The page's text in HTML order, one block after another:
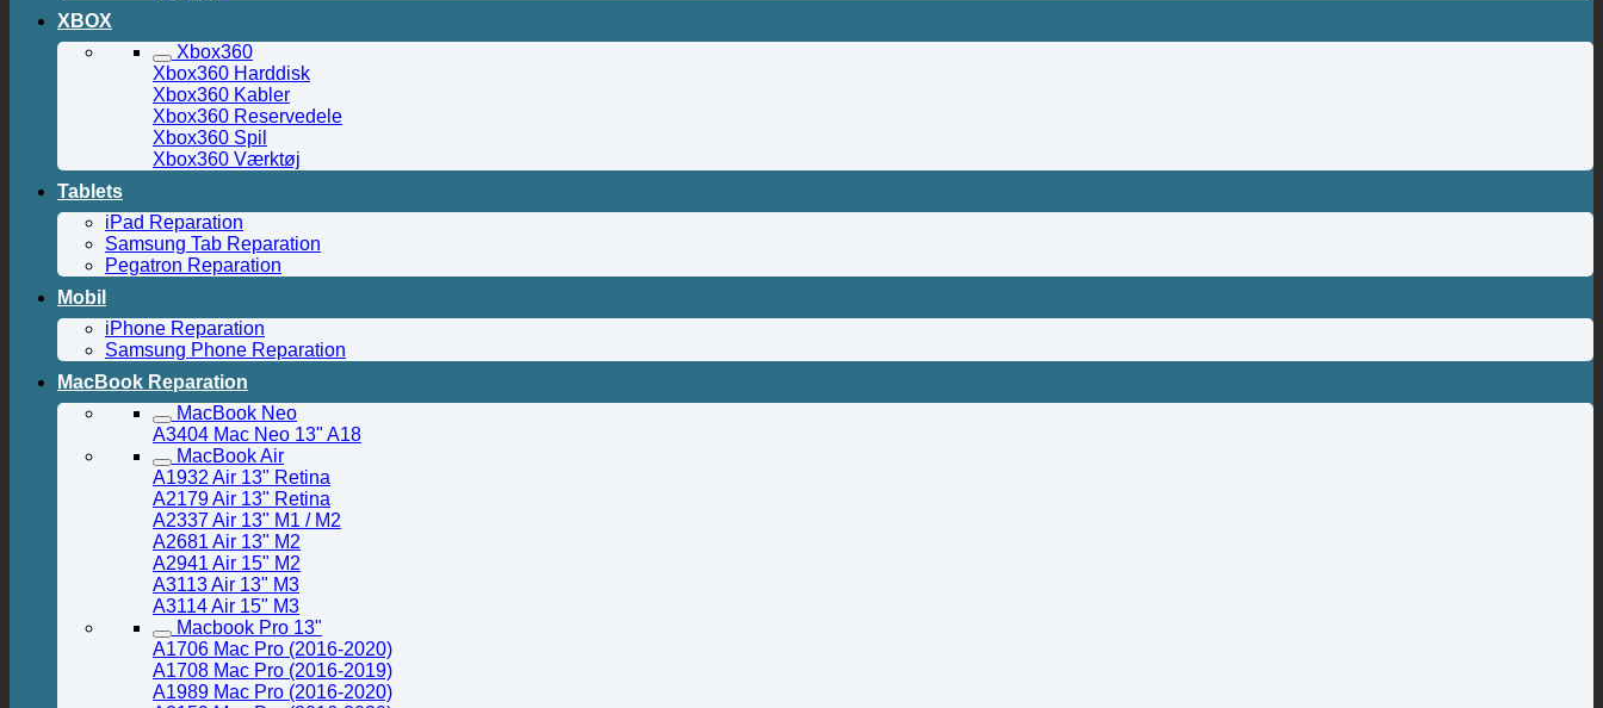
XBOX
Xbox360
Xbox360 Harddisk
Xbox360 Kabler
Xbox360 Reservedele
Xbox360 Spil
Xbox360 Værktøj
Tablets
iPad Reparation
Samsung Tab Reparation
Pegatron Reparation
Mobil
iPhone Reparation
Samsung Phone Reparation
MacBook Reparation
MacBook Neo
A3404 Mac Neo 13" A18
MacBook Air
A1932 Air 13" Retina
A2179 Air 13" Retina
A2337 Air 13" M1 / M2
A2681 Air 13" M2
A2941 Air 15" M2
A3113 Air 13" M3
A3114 Air 15" M3
Macbook Pro 13"
A1706 Mac Pro (2016-2020)
A1708 Mac Pro (2016-2019)
A1989 Mac Pro (2016-2020)